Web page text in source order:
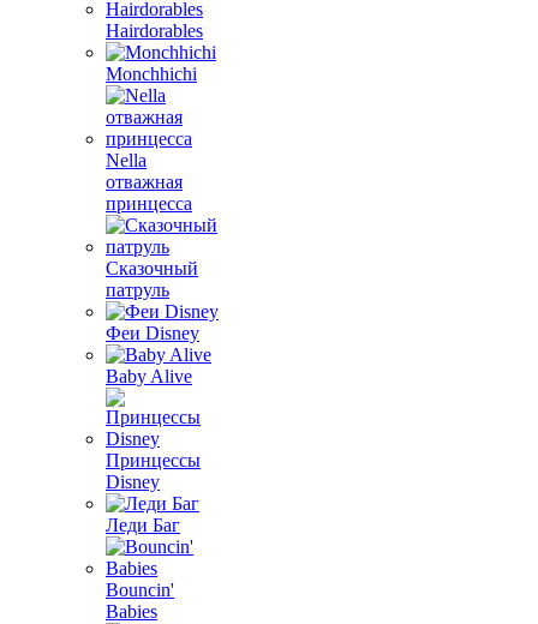
Hairdorables
Monchhichi
Nella
отважная
принцесса
Сказочный
патруль
Феи Disney
Baby Alive
Принцессы
Disney
Леди Баг
Bouncin'
Babies